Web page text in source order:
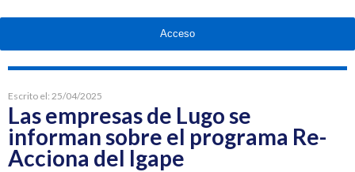
Acceso
Escrito el: 25/04/2025
Las empresas de Lugo se
informan sobre el programa Re-
Acciona del Igape